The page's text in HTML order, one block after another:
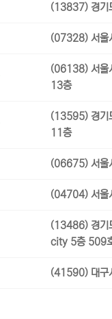
(13837) 경기
(07328) 서울
(06138) 서울
13층
(13595) 경기
11층
(06675) 서울
(04704) 서울
(13486) 경기
city 5층 509
(41590) 대구